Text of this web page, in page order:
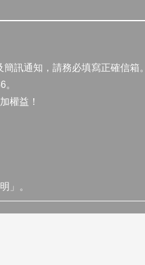
訊通知，請務必填寫正確信箱。
權益！
」。